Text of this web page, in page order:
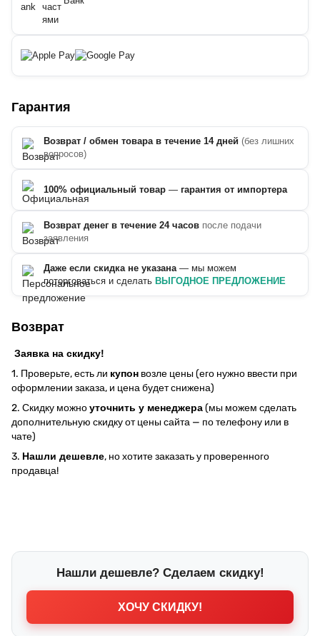
Гарантия
Возврат / обмен товара в течение 14 дней (без лишних
вопросов)
100% официальный товар — гарантия от импортера
Возврат денег в течение 24 часов после подачи
заявления
Даже если скидка не указана — мы можем
поторговаться и сделать ВЫГОДНОЕ ПРЕДЛОЖЕНИЕ
Возврат
Заявка на скидку!
1. Проверьте, есть ли купон возле цены (его нужно ввести при
оформлении заказа, и цена будет снижена)
2. Скидку можноуточнить у менеджера(мы можем сделать
дополнительную скидку от цены сайта — по телефону или в
чате)
3. Нашли дешевле, но хотите заказать у проверенного
продавца!
Нашли дешевле? Сделаем скидку!
ХОЧУ СКИДКУ!